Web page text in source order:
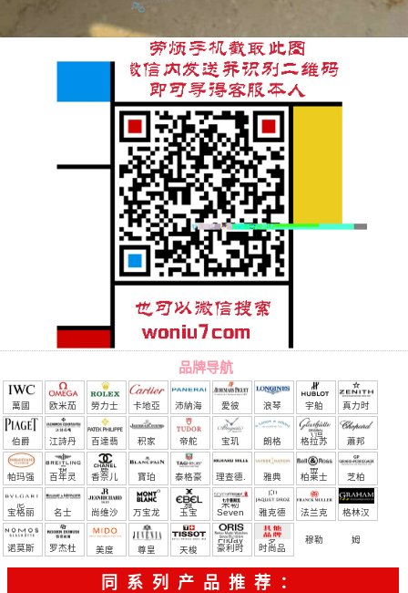
品牌导航
萬國 欧米茄 勞力士 卡地亞 沛納海 愛彼 浪琴 宇舶
（恒
宝）
真力时
伯爵 江詩丹
頓
百達翡
麗
积家 帝舵 宝玑 朗格 格拉苏
蒂
蕭邦
帕玛强
尼
百年灵 香奈儿 寶珀 泰格豪
雅
理查德.
米勒
雅典 柏莱士 芝柏
宝格丽 名士 尚维沙 万宝龙 玉宝 Seven
Friday
雅克德
罗
法兰克
穆勒
格林汉
姆
诺莫斯
罗杰杜 美度 尊皇 天梭 豪利时 时尚品
牌/原单
同系列产品推荐：